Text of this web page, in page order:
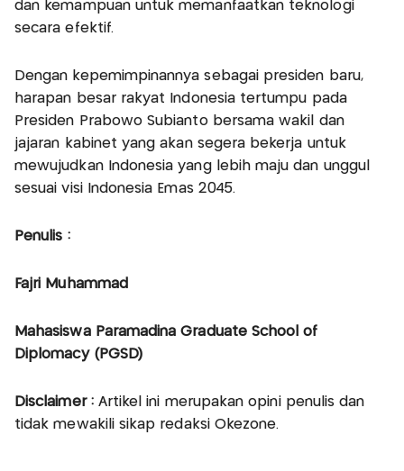
dan kemampuan untuk memanfaatkan teknologi
secara efektif.
Dengan kepemimpinannya sebagai presiden baru,
harapan besar rakyat Indonesia tertumpu pada
Presiden Prabowo Subianto bersama wakil dan
jajaran kabinet yang akan segera bekerja untuk
mewujudkan Indonesia yang lebih maju dan unggul
sesuai visi Indonesia Emas 2045.
Penulis :
Fajri Muhammad
Mahasiswa Paramadina Graduate School of
Diplomacy (PGSD)
Disclaimer : Artikel ini merupakan opini penulis dan
tidak mewakili sikap redaksi Okezone.